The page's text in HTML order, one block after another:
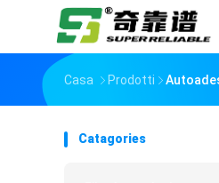
Casa Prodotti
Catagories